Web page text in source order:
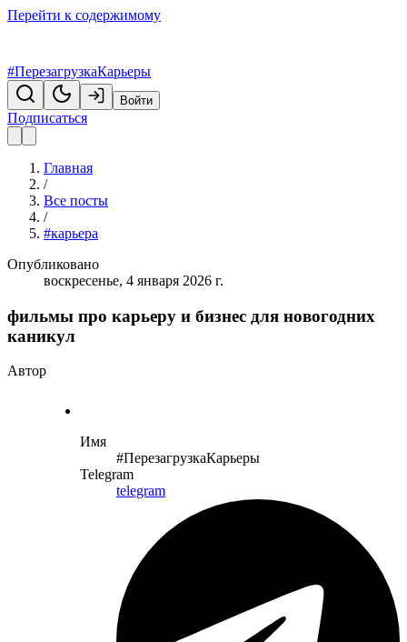
Перейти к содержимому
#ПерезагрузкаКарьеры
Войти
Подписаться
Главная
/
Все посты
/
#карьера
Опубликовано
воскресенье, 4 января 2026 г.
фильмы про карьеру и бизнес для новогодних
каникул
Автор
Имя
#ПерезагрузкаКарьеры
Telegram
telegram